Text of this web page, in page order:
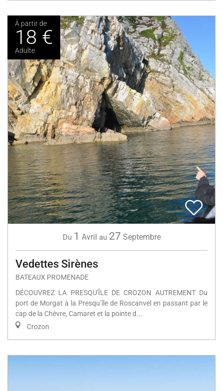
À partir de
18 €
Adulte
Du 1 Avril au 27 Septembre
Vedettes Sirènes
BATEAUX PROMENADE
DÉCOUVREZ LA PRESQU'ÎLE DE CROZON AUTREMENT Du
port de Morgat à la Presqu’île de Roscanvel en passant par le
cap de la Chèvre, Camaret et la pointe d...
Crozon